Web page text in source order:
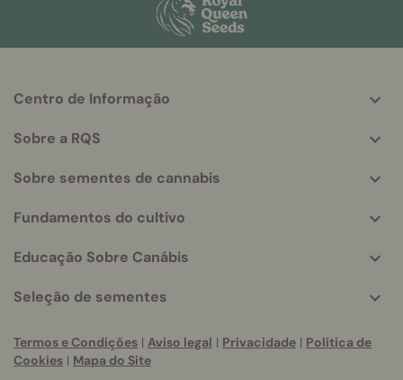
info
Centro de Informação
Sobre a RQS
Sobre sementes de cannabis
Fundamentos do cultivo
Educação Sobre Canábis
Seleção de sementes
Termos e Condições | Aviso legal | Privacidade | Política de
Cookies | Mapa do Site